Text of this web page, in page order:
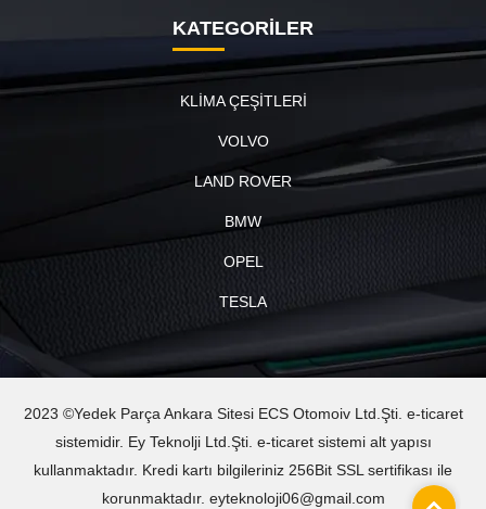
KATEGORİLER
KLİMA ÇEŞİTLERİ
VOLVO
LAND ROVER
BMW
OPEL
TESLA
2023 ©Yedek Parça Ankara Sitesi ECS Otomoiv Ltd.Şti. e-ticaret
sistemidir. Ey Teknolji Ltd.Şti. e-ticaret sistemi alt yapısı
kullanmaktadır. Kredi kartı bilgileriniz 256Bit SSL sertifikası ile
korunmaktadır. eyteknoloji06@gmail.com